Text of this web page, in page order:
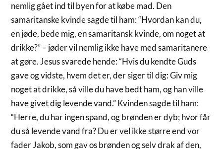
nemlig gået ind til byen for at købe mad. Den
samaritanske kvinde sagde til ham: “Hvordan kan du,
en jøde, bede mig, en samaritansk kvinde, om noget at
drikke?” – jøder vil nemlig ikke have med samaritanere
at gøre. Jesus svarede hende: “Hvis du kendte Guds
gave og vidste, hvem det er, der siger til dig: Giv mig
noget at drikke, så ville du have bedt ham, og han ville
have givet dig levende vand.” Kvinden sagde til ham:
“Herre, du har ingen spand, og brønden er dyb; hvor får
du så levende vand fra? Du er vel ikke større end vor
fader Jakob, som gav os brønden og selv drak af den,